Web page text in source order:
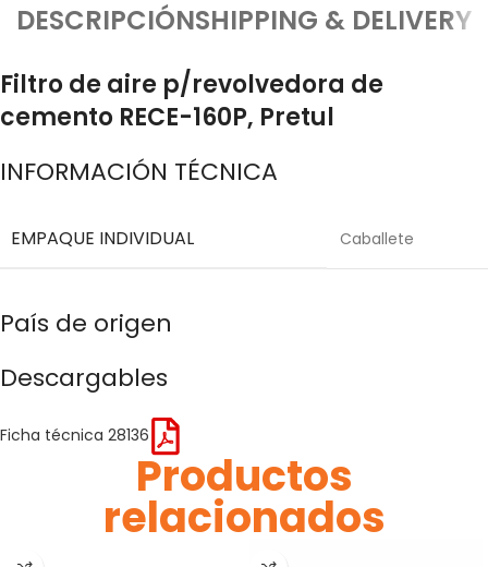
DESCRIPCIÓNSHIPPING & DELIVERY
Filtro de aire p/revolvedora de
cemento RECE-160P, Pretul
INFORMACIÓN TÉCNICA
EMPAQUE INDIVIDUAL Caballete
País de origen
Descargables
Ficha técnica 28136
Productos
relacionados